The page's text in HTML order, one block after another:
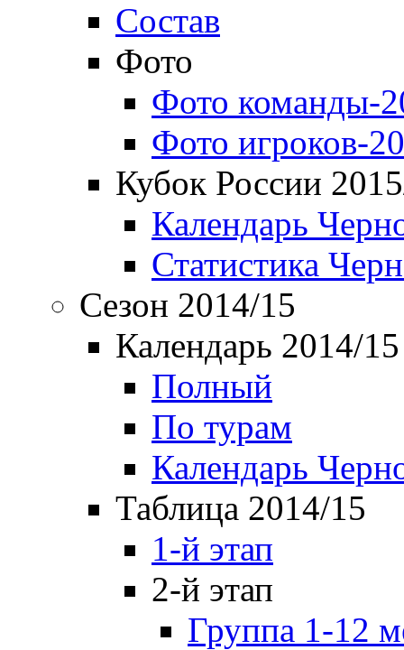
Состав
Фото
Фото команды-
Фото игроков-
Кубок России
Календарь
Статистика
Сезон 2014/15
Календарь 2014/15
Полный
По турам
Календарь
Таблица 2014/15
1-й этап
2-й этап
Группа 1-12